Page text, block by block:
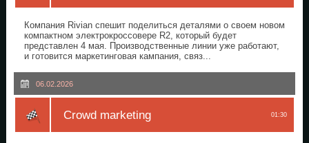
Компания Rivian спешит поделиться деталями о своем новом
компактном электрокроссовере R2, который будет
представлен 4 мая. Производственные линии уже работают,
и готовится маркетинговая кампания, связ...
06.02.2026
01:30
Crowd marketing